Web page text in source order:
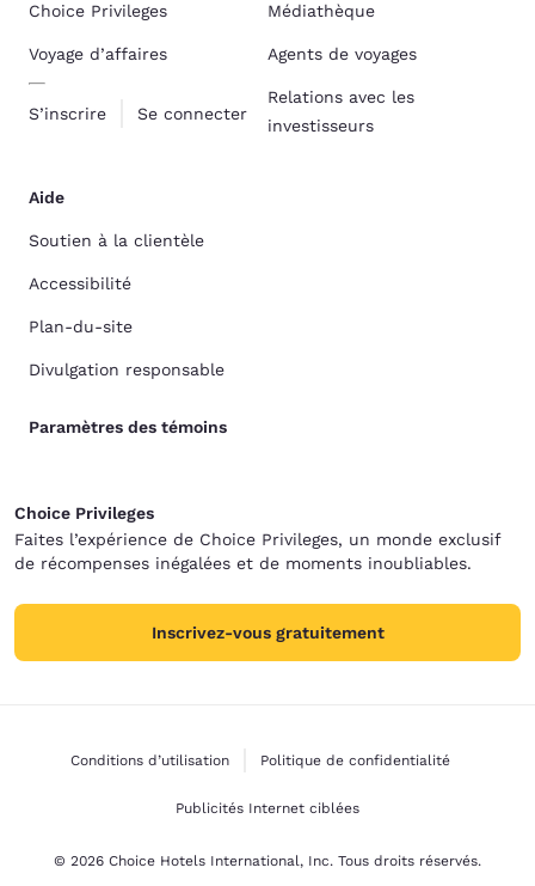
Choice Privileges
Voyage d’affaires
S’inscrire Se connecter
Médiathèque
Agents de voyages
Relations avec les
investisseurs
Aide
Soutien à la clientèle
Accessibilité
Plan-du-site
Divulgation responsable
Paramètres des témoins
Choice Privileges
Faites l’expérience de Choice Privileges, un monde exclusif
de récompenses inégalées et de moments inoubliables.
Inscrivez-vous gratuitement
Conditions d’utilisation Politique de confidentialité
Publicités Internet ciblées
© 2026 Choice Hotels International, Inc. Tous droits réservés.